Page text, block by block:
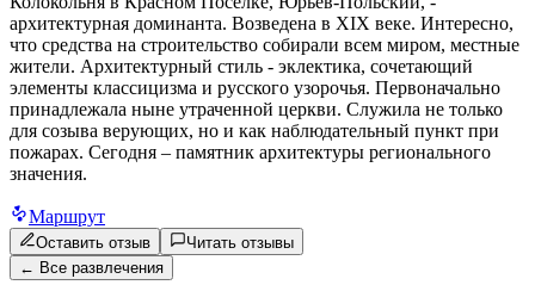
архитектурная доминанта. Возведена в XIX веке. Интересно,
что средства на строительство собирали всем миром, местные
жители. Архитектурный стиль - эклектика, сочетающий
элементы классицизма и русского узорочья. Первоначально
принадлежала ныне утраченной церкви. Служила не только
для созыва верующих, но и как наблюдательный пункт при
пожарах. Сегодня – памятник архитектуры регионального
значения.
Маршрут
Оставить отзыв
Читать отзывы
← Все развлечения